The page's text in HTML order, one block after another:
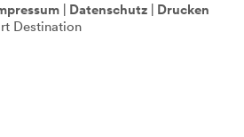
Datenschutz
Drucken
Destination